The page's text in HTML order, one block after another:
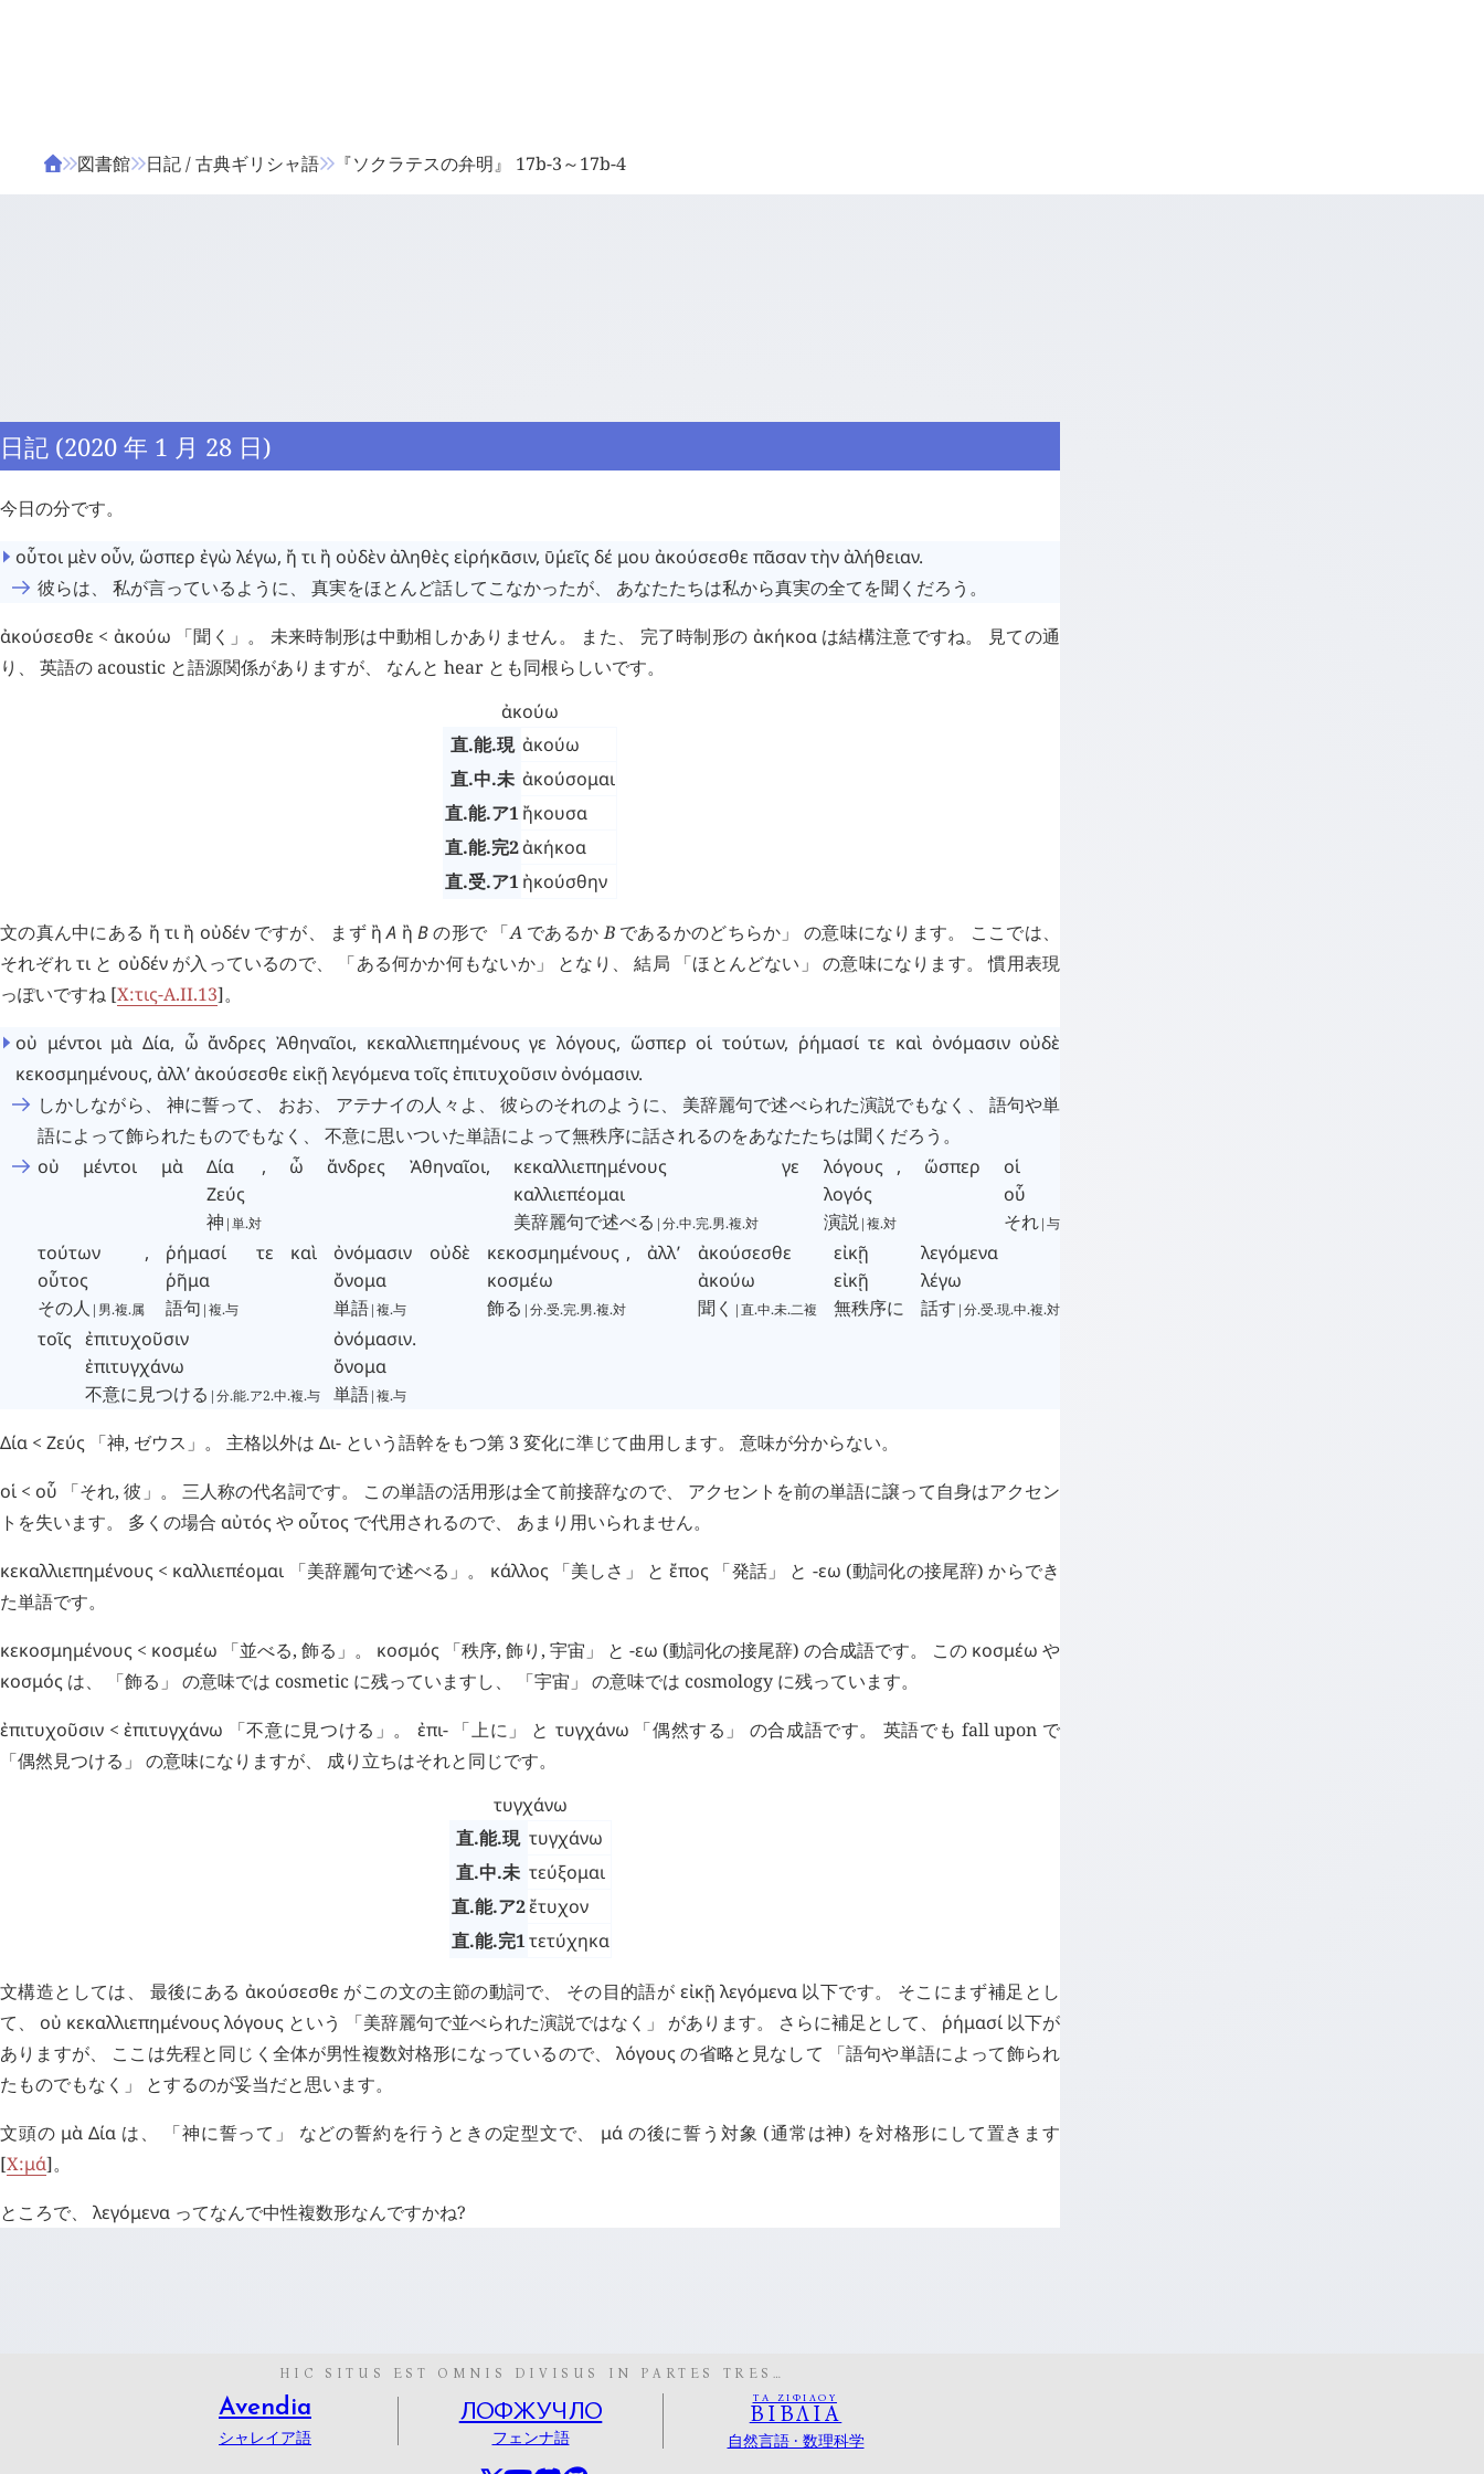
図書館 日記 / 古典ギリシャ語 『ソクラテスの弁明』 17b-3～17b-4
日記 (2020 年 1 月 28 日)
今日の分です。
οὗτοι μὲν οὖν, ὥσπερ ἐγὼ λέγω, ἤ τι ἢ οὐδὲν ἀληθὲς εἰρήκᾱσιν, ῡ῾
μεῖς δέ μου ἀκούσεσθε πᾶσαντὴν ἀλήθειαν.
彼らは、 私が言っているように、 真実をほとんど話してこなかったが、 あなたたちは私から真実の全てを聞くだろう。
ἀκούσεσθε < ἀκούω 「聞く」。 未来時制形は中動相しかありません。 また、 完了時制形の ἀκήκοαは結構注意ですね。 見ての通
り、 英語の acoustic と語源関係がありますが、 なんと hear とも同根らしいです。
ἀκούω
直.能.現 ἀκούω
直.中.未 ἀκούσομαι
直.能.ア1 ἤκουσα
直.能.完2ἀκήκοα
直.受.ア1 ἠκούσθην
文の真ん中にある ἤ τι ἢ οὐδένですが、 まず ἢ Α ἢ Βの形で 「AであるかBであるかのどちらか」 の意味になります。 ここでは、
それぞれτι と οὐδένが入っているので、 「ある何かか何もないか」 となり、 結局 「ほとんどない」 の意味になります。 慣用表現
っぽいですね [X:τις-A.II.13]。
οὐ μέντοι μὰ Δία, ὦ ἄνδρες Ἀθηναῖοι, κεκαλλιεπημένους γε λόγους, ὥσπερ οἱ τούτων, ῥήμασί τε καὶ ὀνόμασιν οὐδὲ
κεκοσμημένους, ἀλλ’ ἀκούσεσθε εἰκῇ λεγόμενατοῖς ἐπιτυχοῦσιν ὀνόμασιν.
しかしながら、 神に誓って、 おお、 アテナイの人々よ、 彼らのそれのように、 美辞麗句で述べられた演説でもなく、 語句や単
語によって飾られたものでもなく、 不意に思いついた単語によって無秩序に話されるのをあなたたちは聞くだろう。
οὐ
μέντοι μὰ
Δία
Ζεύς
神 |単.対
, ὦ ἄνδρες Ἀθηναῖοι,
κεκαλλιεπημένους
καλλιεπέομαι
美辞麗句で述べる |分.中.完.男.複.対
γε
λόγους
λογός
演説|複.対
, ὥσπερ
οἱ
οὗ
それ|与
τούτων
οὗτος
その人 |男.複.属
,
ῥήμασί
ῥῆμα
語句 |複.与
τε καὶ
ὀνόμασιν
ὄνομα
単語|複.与
οὐδὲ
κεκοσμημένους
κοσμέω
飾る |分.受.完.男.複.対
, ἀλλ’
ἀκούσεσθε
ἀκούω
聞く |直.中.未.二複
εἰκῇ
εἰκῇ
無秩序に
λεγόμενα
λέγω
話す |分.受.現.中.複.対
τοῖς ἐπιτυχοῦσιν
ἐπιτυγχάνω
不意に見つける |分.能.ア2.中.複.与
ὀνόμασιν
ὄνομα
単語|複.与
.
Δία < Ζεύς 「神, ゼウス」。 主格以外は Δι- という語幹をもつ第 3 変化に準じて曲用します。 意味が分からない。
οἱ < οὗ 「それ, 彼」。 三人称の代名詞です。 この単語の活用形は全て前接辞なので、 アクセントを前の単語に譲って自身はアクセン
トを失います。 多くの場合 αὐτός や οὗτος で代用されるので、 あまり用いられません。
κεκαλλιεπημένους < καλλιεπέομαι 「美辞麗句で述べる」。 κάλλος 「美しさ」 とἔπος 「発話」 と -εω (動詞化の接尾辞) からでき
た単語です。
κεκοσμημένους < κοσμέω 「並べる, 飾る」。 κοσμός 「秩序, 飾り, 宇宙」 と -εω (動詞化の接尾辞) の合成語です。 この κοσμέω や
κοσμός は、 「飾る」 の意味では cosmetic に残っていますし、 「宇宙」 の意味では cosmology に残っています。
ἐπιτυχοῦσιν <ἐπιτυγχάνω 「不意に見つける」。 ἐπι- 「上に」 と τυγχάνω 「偶然する」 の合成語です。 英語でも fall upon で
「偶然見つける」 の意味になりますが、 成り立ちはそれと同じです。
τυγχάνω
直.能.現 τυγχάνω
直.中.未 τεύξομαι
直.能.ア2ἔτυχον
直.能.完1τετύχηκα
文構造としては、 最後にある ἀκούσεσθε がこの文の主節の動詞で、 その目的語が εἰκῇ λεγόμενα以下です。 そこにまず補足とし
て、 οὐ κεκαλλιεπημένους λόγους という 「美辞麗句で並べられた演説ではなく」 があります。 さらに補足として、 ῥήμασί 以下が
ありますが、 ここは先程と同じく全体が男性複数対格形になっているので、λόγους の省略と見なして 「語句や単語によって飾られ
たものでもなく」 とするのが妥当だと思います。
文頭の μὰ Δίαは、 「神に誓って」 などの誓約を行うときの定型文で、 μά の後に誓う対象 (通常は神) を対格形にして置きます
[X:μά]。
ところで、 λεγόμενα ってなんで中性複数形なんですかね?
HIC SITUS EST OMNIS DIVISUS IN PARTES TRES…
Avendia
シャレイア語
ЛОФЖУЧЛО
フェンナ語
ΤΑ ΖΙΦΙΛΟΥ
ΒΙΒΛΙΑ
自然言語 · 数理科学